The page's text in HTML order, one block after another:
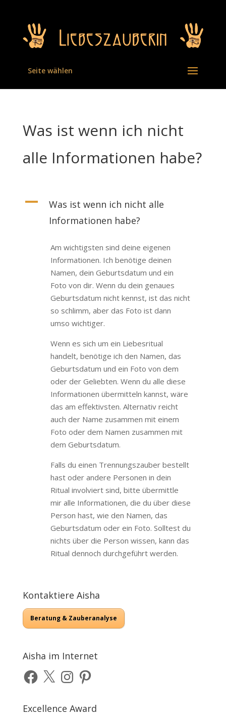
Seite wählen
Was ist wenn ich nicht
alle Informationen habe?
A
Was ist wenn ich nicht alle
Informationen habe?
Am wichtigsten sind deine eigenen
Informationen. Ich benötige deinen
Namen, dein Geburtsdatum und ein
Foto von dir. Wenn du dein genaues
Geburtsdatum nicht kennst, ist das nicht
so schlimm, aber das Foto ist dann
umso wichtiger.
Wenn es sich um ein Liebesritual
handelt, benötige ich den Namen, das
Geburtsdatum und ein Foto von dem
oder der Geliebten. Wenn du alle diese
Informationen übermitteln kannst, wäre
das am effektivsten. Alternativ reicht
auch der Name zusammen mit einem
Foto oder dem Namen zusammen mit
dem Geburtsdatum.
Falls du einen Trennungszauber bestellt
hast oder andere Personen in dein
Ritual involviert sind, bitte übermittle
mir alle Informationen, die du über diese
Person hast, wie den Namen, das
Geburtsdatum oder ein Foto. Solltest du
nichts über die Person wissen, kann das
Ritual dennoch durchgeführt werden.
Kontaktiere Aisha
Beratung & Zauberanalyse
Aisha im Internet
Facebook
X InstagramPinterest
Excellence Award